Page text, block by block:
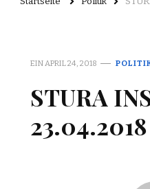
EIN APRIL 24, 2018
STURA
23.04.2018